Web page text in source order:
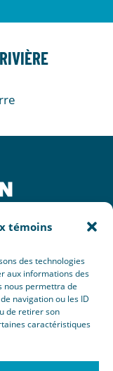
témoins
des technologies
aux informations des
nous permettra de
navigation ou les ID
de retirer son
caractéristiques
Inc.